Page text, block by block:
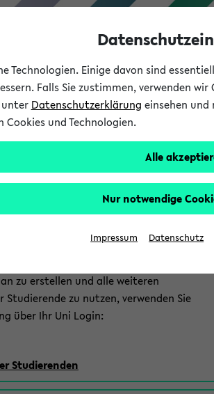
Studium
eKVV
zur Anmeldung am eKVV. Bitte
zu erstellen und alle weiteren
Studierende zu nutzen, verwenden Sie
über Ihr Uni Login:
Studierenden
Technologien. Einige davon sind
Falls Sie zustimmen, verwenden
unter Datenschutzerklärung einsehen
und Technologien.
Alle
Nur notwendige
Impressum Datenschutz